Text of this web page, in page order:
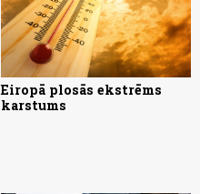
Eiropā plosās ekstrēms
karstums